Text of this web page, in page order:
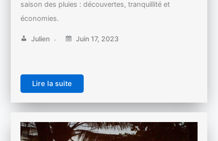
saison des pluies : découvertes, tranquillité et
économies.
Julien Juin 17, 2023
Lire la suite